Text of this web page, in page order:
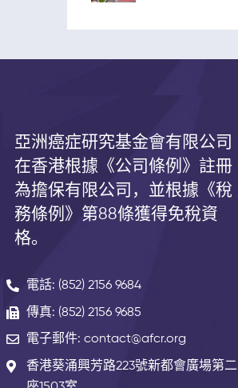
亞洲癌症研究基金會有限公司
在香港根據《公司條例》註冊
為擔保有限公司，並根據《稅
務條例》第88條獲得免稅資
格。
電話: (852) 2156 9684
傳真: (852) 2156 9685
電子郵件: contact@afcr.org
香港葵涌興芳路223號新都會廣場第二